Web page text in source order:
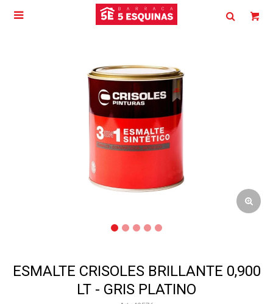

ESMALTE CRISOLES BRILLANTE 0,900
LT - GRIS PLATINO